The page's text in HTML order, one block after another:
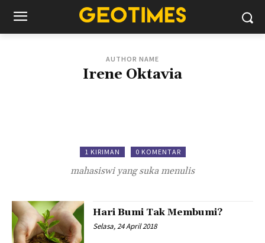
AUTHOR NAME
Irene Oktavia
1 KIRIMAN 0 KOMENTAR
mahasiswi yang suka menulis
Hari Bumi Tak Membumi?
Selasa, 24 April 2018